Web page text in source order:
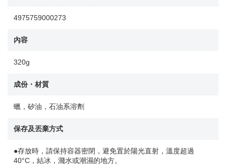
4975759000273
內容
320g
成份・材質
蠟，矽油，石油系溶劑
保存及丟棄方式
●存放時，請保持容器密閉，避免置於陽光直射，溫度超過
40°C，結冰，濺水或潮濕的地方。